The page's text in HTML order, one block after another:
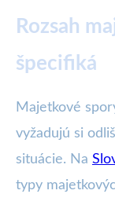
Rozsah
špecifiká
Majetkové
vyžadujú si
situácie. Na
typy